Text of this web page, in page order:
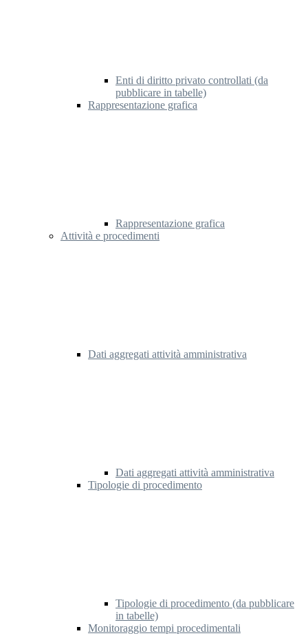
Enti di diritto privato controllati (da
pubblicare in tabelle)
Rappresentazione grafica
Rappresentazione grafica
Attività e procedimenti
Dati aggregati attività amministrativa
Dati aggregati attività amministrativa
Tipologie di procedimento
Tipologie di procedimento (da pubblicare
in tabelle)
Monitoraggio tempi procedimentali